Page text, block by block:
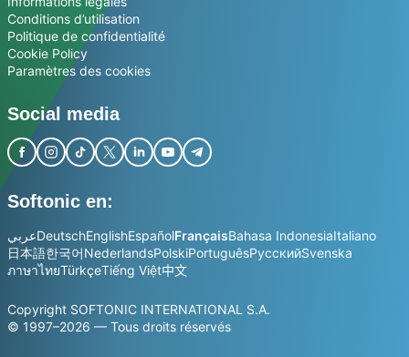
Conditions d’utilisation
Politique de confidentialité
Cookie Policy
Paramètres des cookies
Social media
Softonic en:
عربيDeutschEnglishEspañolFrançaisBahasa IndonesiaItaliano
日本語한국어NederlandsPolskiPortuguêsРусскийSvenska
ภาษาไทยTürkçeTiếng Việt中文
Copyright SOFTONIC INTERNATIONAL S.A.
© 1997–2026 — Tous droits réservés